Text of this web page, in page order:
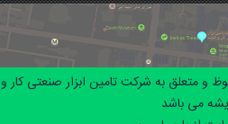
متعلق به شرکت تامین ابزار صنعتی کار و
می باشد